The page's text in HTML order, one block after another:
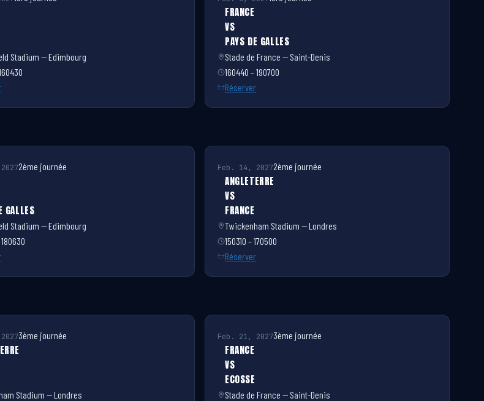
Stadium — Edimbourg
FRANCE
VS
PAYS DE GALLES
Stade de France — Saint-Denis
160440 – 190700
Réserver
2ème journée
GALLES
Stadium — Edimbourg
Feb. 14, 20272ème journée
ANGLETERRE
VS
FRANCE
Twickenham Stadium — Londres
150310 – 170500
Réserver
3ème journée
Stadium — Londres
Feb. 21, 20273ème journée
FRANCE
VS
ECOSSE
Stade de France — Saint-Denis